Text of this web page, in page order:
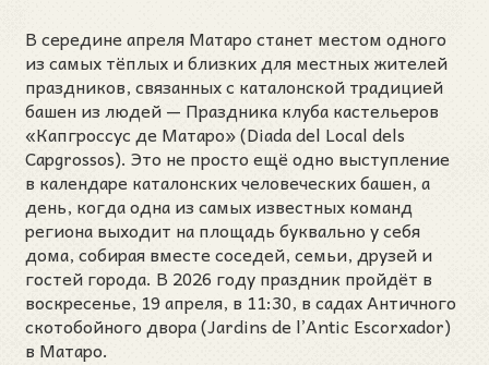
В середине апреля Матаро станет местом одного
из самых тёплых и близких для местных жителей
праздников, связанных с каталонской традицией
башен из людей — Праздника клуба кастельеров
«Капгроссус де Матаро» (Diada del Local dels
Capgrossos). Это не просто ещё одно выступление
в календаре каталонских человеческих башен, а
день, когда одна из самых известных команд
региона выходит на площадь буквально у себя
дома, собирая вместе соседей, семьи, друзей и
гостей города. В 2026 году праздник пройдёт в
воскресенье, 19 апреля, в 11:30, в садах Античного
скотобойного двора (Jardins de l’Antic Escorxador)
в Матаро.